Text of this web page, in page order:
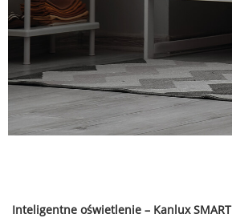
Inteligentne oświetlenie – Kanlux SMART